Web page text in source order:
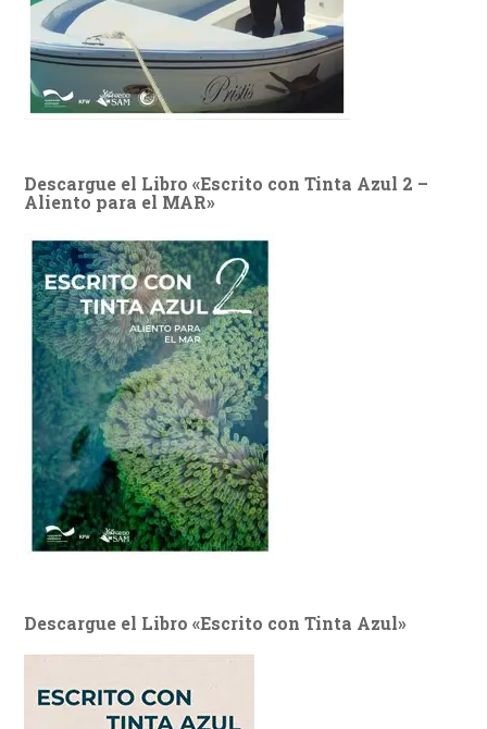
Descargue el Libro «Escrito con Tinta Azul 2 –
Aliento para el MAR»
Descargue el Libro «Escrito con Tinta Azul»